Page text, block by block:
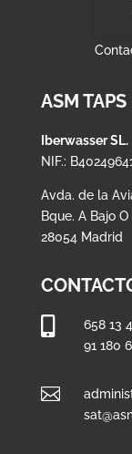
ASM TAPS
Iberwasser SL.
NIF.:
Avda. de la
Bque. A Bajo O
28054 Madrid
658 13
91 180
